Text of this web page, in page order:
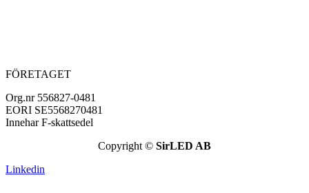
FÖRETAGET
Org.nr 556827-0481
EORI SE5568270481
Innehar F-skattsedel
Copyright © SirLED AB
Linkedin